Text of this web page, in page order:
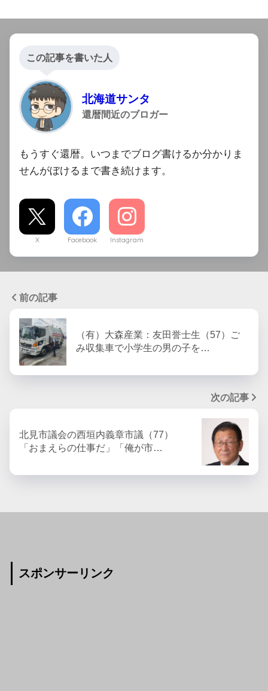
この記事を書いた人
北海道サンタ
還暦間近のブロガー
もうすぐ還暦。いつまでブログ書けるか分かりま
せんがぼけるまで書き続けます。
X Facebook Instagram
前の記事
（有）大森産業：友田誉士生（57）ご
み収集車で小学生の男の子を…
次の記事
北見市議会の西垣内義章市議（77）
「おまえらの仕事だ」「俺が市…
スポンサーリンク